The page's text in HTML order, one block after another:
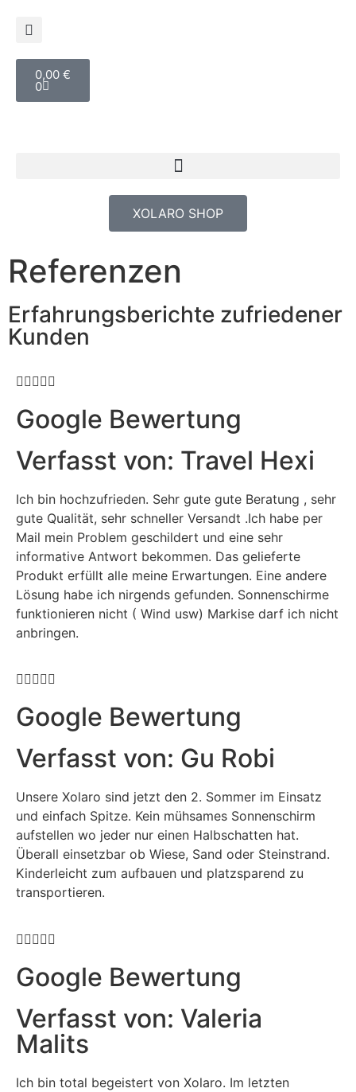
0,00 €
0
XOLARO SHOP
Referenzen
Erfahrungsberichte zufriedener
Kunden

Google Bewertung
Verfasst von: Travel Hexi
Ich bin hochzufrieden. Sehr gute gute Beratung , sehr
gute Qualität, sehr schneller Versandt .Ich habe per
Mail mein Problem geschildert und eine sehr
informative Antwort bekommen. Das gelieferte
Produkt erfüllt alle meine Erwartungen. Eine andere
Lösung habe ich nirgends gefunden. Sonnenschirme
funktionieren nicht ( Wind usw) Markise darf ich nicht
anbringen.

Google Bewertung
Verfasst von: Gu Robi
Unsere Xolaro sind jetzt den 2. Sommer im Einsatz
und einfach Spitze. Kein mühsames Sonnenschirm
aufstellen wo jeder nur einen Halbschatten hat.
Überall einsetzbar ob Wiese, Sand oder Steinstrand.
Kinderleicht zum aufbauen und platzsparend zu
transportieren.

Google Bewertung
Verfasst von: Valeria
Malits
Ich bin total begeistert von Xolaro. Im letzten